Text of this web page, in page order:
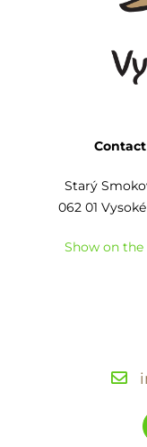
Contact
Starý
062 01
Show on the